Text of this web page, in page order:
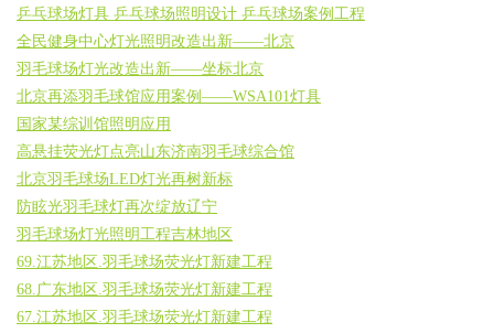
乒乓球场灯具 乒乓球场照明设计 乒乓球场案例工程
全民健身中心灯光照明改造出新——北京
羽毛球场灯光改造出新——坐标北京
北京再添羽毛球馆应用案例——WSA101灯具
国家某综训馆照明应用
高悬挂荧光灯点亮山东济南羽毛球综合馆
北京羽毛球场LED灯光再树新标
防眩光羽毛球灯再次绽放辽宁
羽毛球场灯光照明工程吉林地区
69.江苏地区.羽毛球场荧光灯新建工程
68.广东地区.羽毛球场荧光灯新建工程
67.江苏地区.羽毛球场荧光灯新建工程